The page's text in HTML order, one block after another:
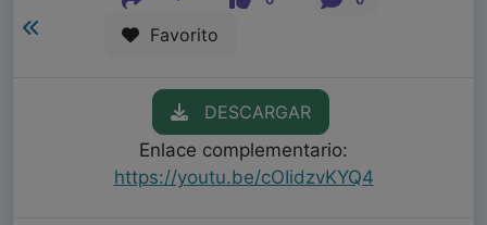
Favorito
DESCARGAR
Enlace complementario:
https://youtu.be/cOIidzvKYQ4